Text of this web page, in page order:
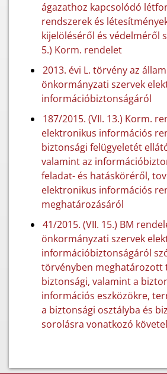
ágazathoz kapcsolódó
rendszerek és
kijelöléséről és védelméről
5.) Korm. rendelet
2013. évi L. törvény az
önkormányzati szervek
információbiztonságáról
187/2015. (VII. 13.) Korm.
elektronikus információs
biztonsági felügyeletét
valamint az
feladat- és hatásköréről,
elektronikus információs
meghatározásáról
41/2015. (VII. 15.) BM
önkormányzati szervek
információbiztonságáról
törvényben meghatározott
biztonsági, valamint a
információs eszközökre,
a biztonsági osztályba és
sorolásra vonatkozó